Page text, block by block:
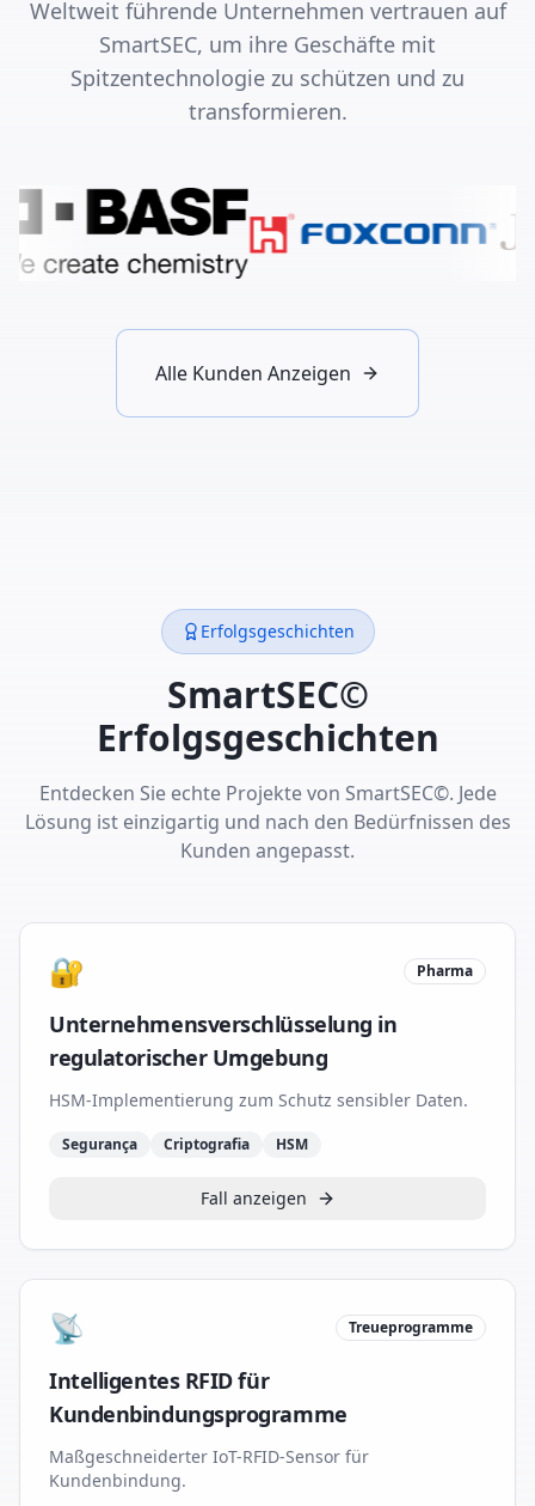
Weltweit führende Unternehmen vertrauen auf
SmartSEC, um ihre Geschäfte mit
Spitzentechnologie zu schützen und zu
transformieren.
Alle Kunden Anzeigen
Erfolgsgeschichten
SmartSEC©
Erfolgsgeschichten
Entdecken Sie echte Projekte von SmartSEC©. Jede
Lösung ist einzigartig und nach den Bedürfnissen des
Kunden angepasst.
🔐 Pharma
Unternehmensverschlüsselung in
regulatorischer Umgebung
HSM-Implementierung zum Schutz sensibler Daten.
Segurança Criptografia HSM
Fall anzeigen
📡 Treueprogramme
Intelligentes RFID für
Kundenbindungsprogramme
Maßgeschneiderter IoT-RFID-Sensor für
Kundenbindung.